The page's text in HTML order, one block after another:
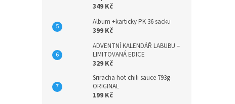
349 Kč
Album +karticky PK 36 sacku
399 Kč
ADVENTNÍ KALENDÁŘ LABUBU –
LIMITOVANÁ EDICE
329 Kč
Sriracha hot chili sauce 793g-
ORIGINAL
199 Kč